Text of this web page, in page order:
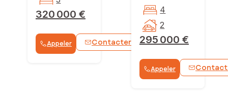
320 000 €
Appeler Contacter WhatsApp
295 000 €
4
2
Appeler